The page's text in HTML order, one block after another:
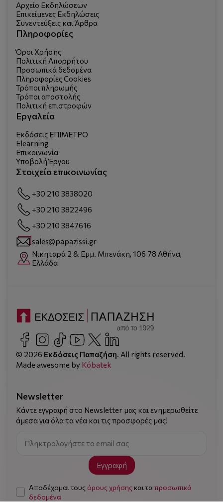
Αρχείο Εκδηλώσεων
Επικείμενες Εκδηλώσεις
Συνεντεύξεις και Άρθρα
Πληροφορίες
Όροι Χρήσης
Πολιτική Απορρήτου
Προσωπικά δεδομένα
Πληροφορίες Cookies
Τρόποι πληρωμής
Τρόποι αποστολής
Πολιτική επιστροφών
Εργαλεία
Εκδόσεις ΕΠΙΜΕΤΡΟ
Elearning
Επικοινωνία
Υποβολή Έργου
Στοιχεία επικοινωνίας
+30 210 3838020
+30 210 3822496
+30 210 3847616
sales@papazissi.gr
Νικηταρά 2 & Εμμ. Μπενάκη, 106 78 Αθήνα,
Ελλάδα
© 2026 Εκδόσεις Παπαζήση. All rights reserved.
Made awesome by Kόbatek
Newsletter
Κάντε εγγραφή στο Newsletter μας και ενημερωθείτε
άμεσα για όλα τα νέα και τις προσφορές μας!
Εγγραφή
Αποδέχομαι τους όρους χρήσηςκαι τα προσωπικά
δεδομένα